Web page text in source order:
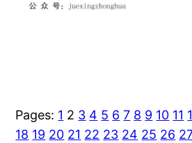
Pages: 1 2 3 4 5 6 7 8 9 10 11
18 19 20 21 22 23 24 25 26